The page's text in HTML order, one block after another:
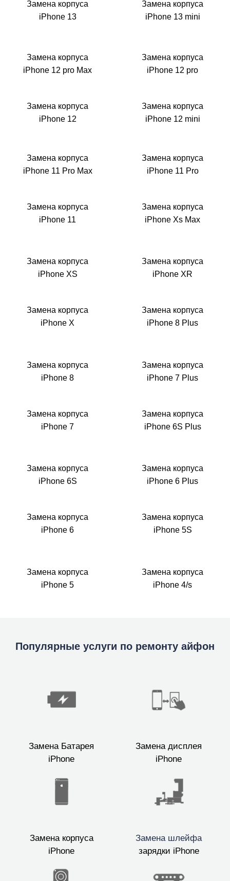
Замена корпуса
iPhone 13
Замена корпуса
iPhone 13 mini
Замена корпуса
iPhone 12 pro Max
Замена корпуса
iPhone 12 pro
Замена корпуса
iPhone 12
Замена корпуса
iPhone 12 mini
Замена корпуса
iPhone 11 Pro Max
Замена корпуса
iPhone 11 Pro
Замена корпуса
iPhone 11
Замена корпуса
iPhone Xs Max
Замена корпуса
iPhone XS
Замена корпуса
iPhone XR
Замена корпуса
iPhone X
Замена корпуса
iPhone 8 Plus
Замена корпуса
iPhone 8
Замена корпуса
iPhone 7 Plus
Замена корпуса
iPhone 7
Замена корпуса
iPhone 6S Plus
Замена корпуса
iPhone 6S
Замена корпуса
iPhone 6 Plus
Замена корпуса
iPhone 6
Замена корпуса
iPhone 5S
Замена корпуса
iPhone 5
Замена корпуса
iPhone 4/s
Популярные услуги по ремонту айфон
Замена Батарея
iPhone
Замена дисплея
iPhone
Замена корпуса
iPhone
Замена шлейфа
зарядки iPhone